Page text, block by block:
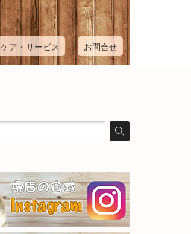
ケア・サービス お問合せ